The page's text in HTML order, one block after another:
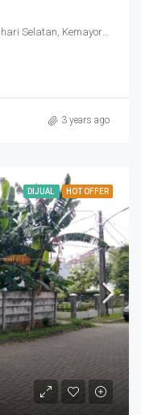
Jalan Rembiga Blok N, RW 10, Gunung Sahari Selatan, Kemayoran, Jakarta Pusat, Daerah Khusus Ibukota Jakarta, 10720, Indonesia
3 years ago
DIJUAL HOT OFFER